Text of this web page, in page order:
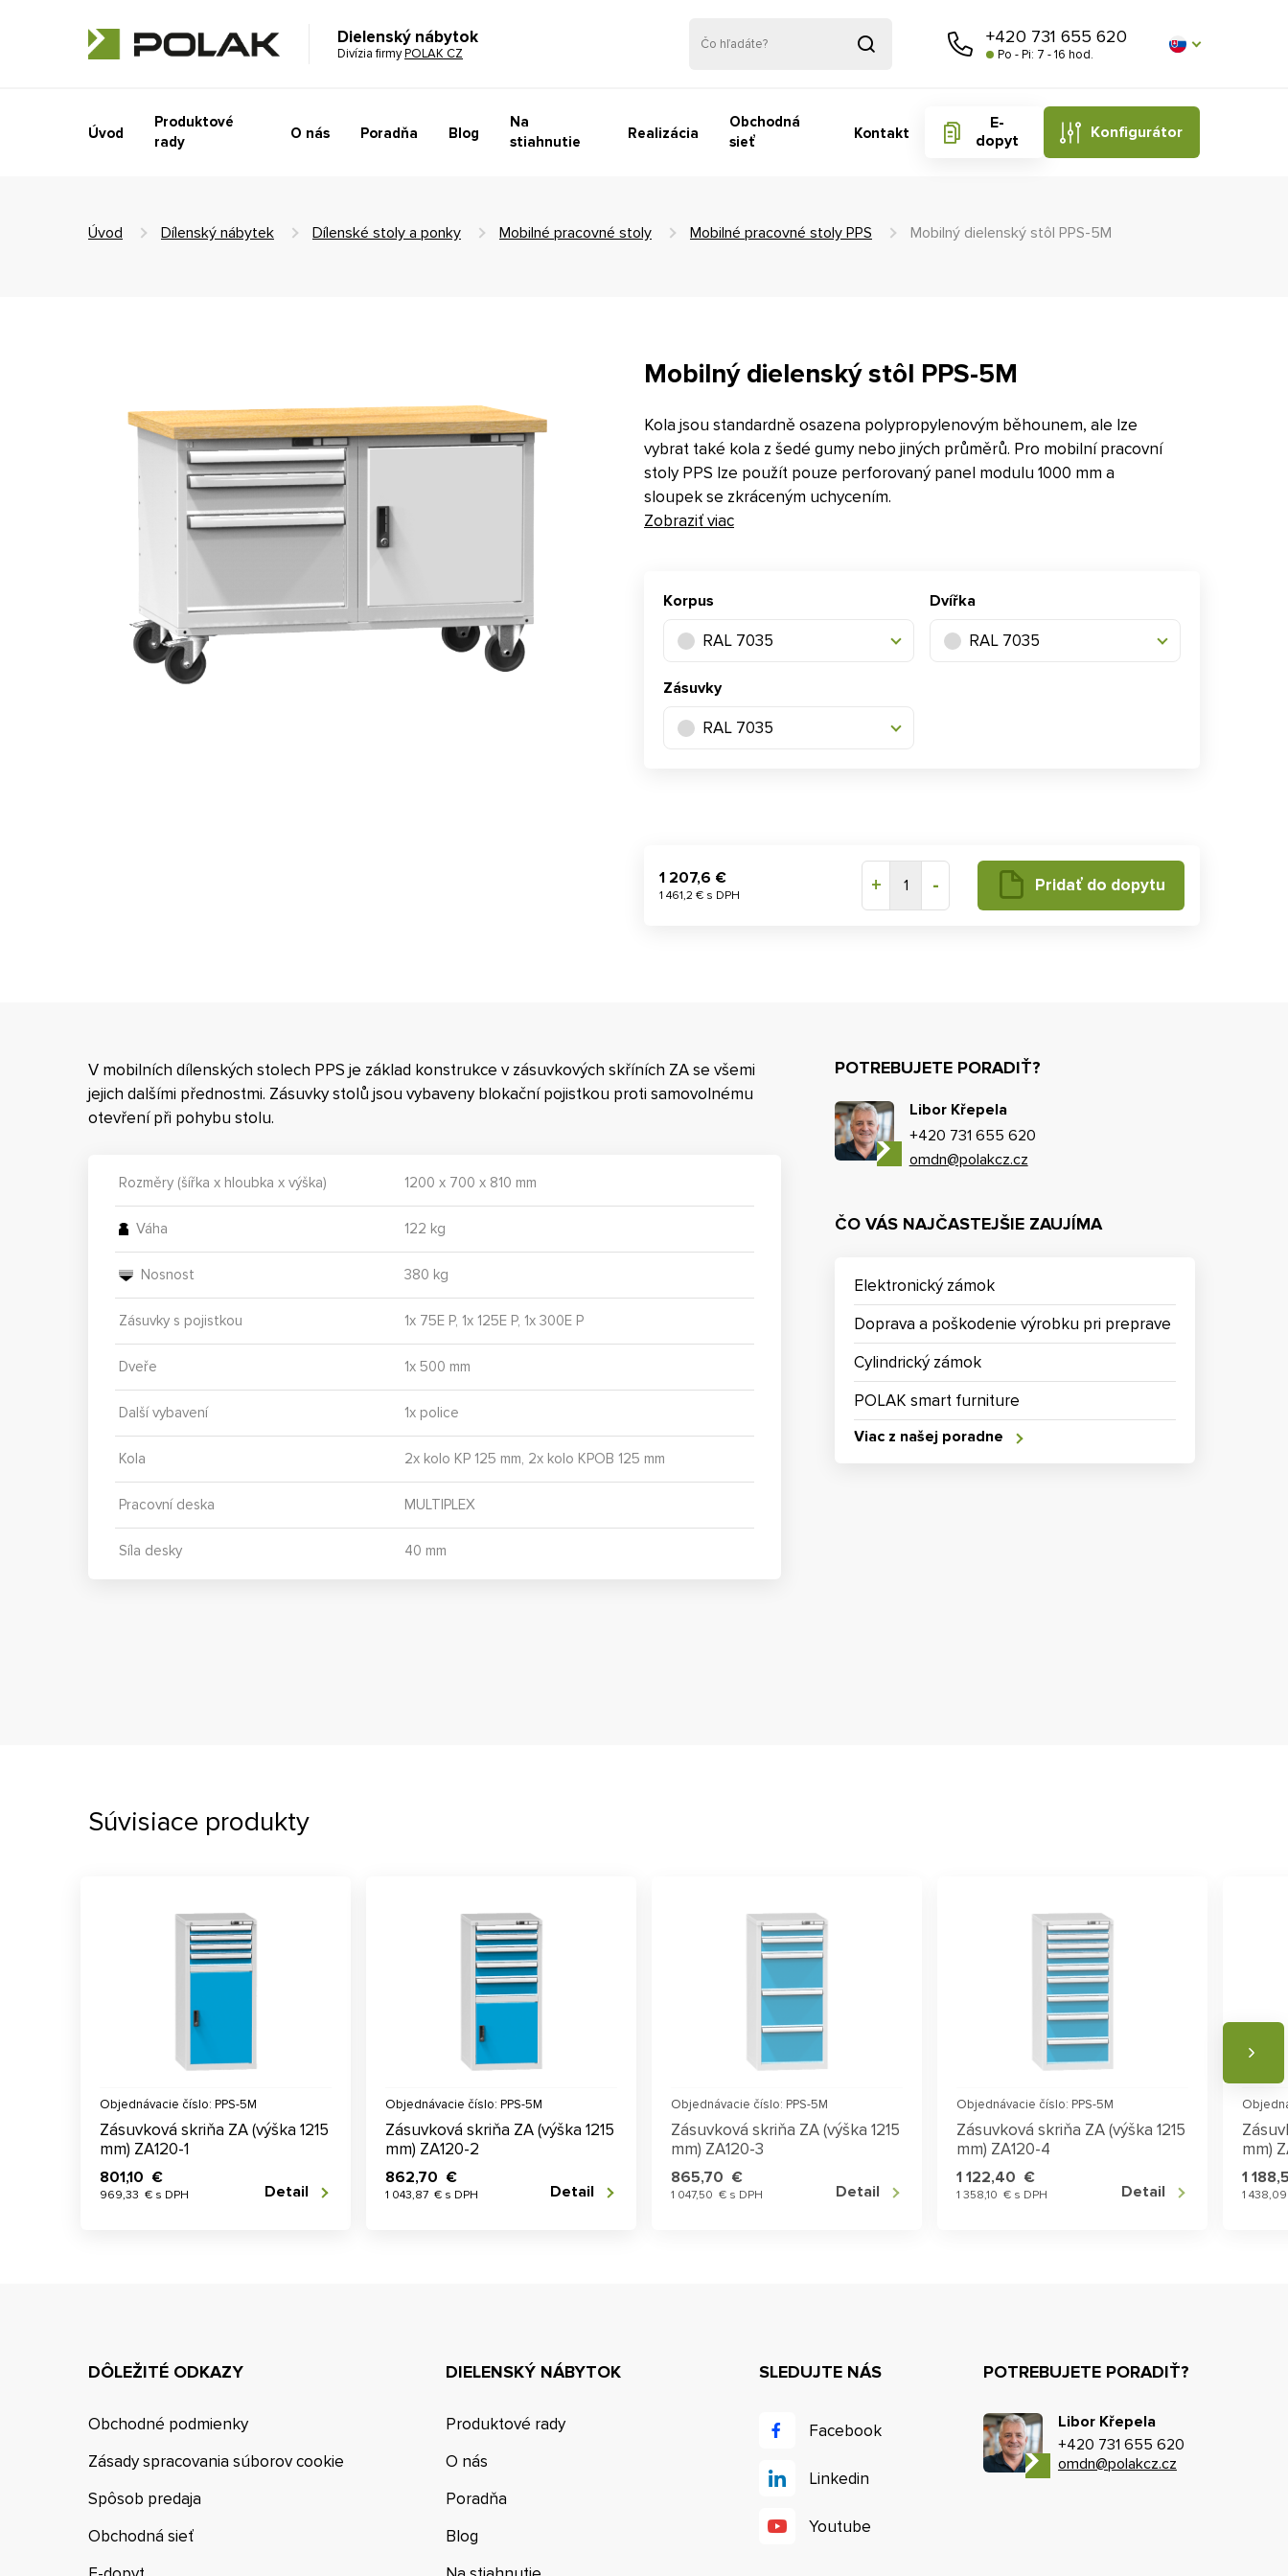
Dielenský nábytok
Divízia firmyPOLAK CZ
+420 731 655 620
Po - Pi: 7 - 16 hod.
Úvod
Produktové
rady
O nás Poradňa Blog
Na
stiahnutie
Realizácia
Obchodná
sieť
Kontakt
E-
dopyt
Konfigurátor
Úvod Dílenský nábytek Dílenské stoly a ponky Mobilné pracovné stoly Mobilné pracovné stoly PPS Mobilný dielenský stôl PPS-5M
Mobilný dielenský stôl PPS-5M
Kola jsou standardně osazena polypropylenovým běhounem, ale lze
vybrat také kola z šedé gumy nebo jiných průměrů. Pro mobilní pracovní
stoly PPS lze použít pouze perforovaný panel modulu 1000 mm a
sloupek se zkráceným uchycením.
Zobraziť viac
Korpus
RAL 7035
Dvířka
RAL 7035
Zásuvky
RAL 7035
1 207,6 €
1 461,2 € s DPH + 1 - Pridať do dopytu
V mobilních dílenských stolech PPS je základ konstrukce v zásuvkových skříních ZA se všemi
jejich dalšími přednostmi. Zásuvky stolů jsou vybaveny blokační pojistkou proti samovolnému
otevření při pohybu stolu.
Rozměry (šířka x hloubka x výška) 1200 x 700 x 810 mm
Váha 122 kg
Nosnost 380 kg
Zásuvky s pojistkou 1x 75E P, 1x 125E P, 1x 300E P
Dveře 1x 500 mm
Další vybavení 1x police
Kola 2x kolo KP 125 mm, 2x kolo KPOB 125 mm
Pracovní deska MULTIPLEX
Síla desky 40 mm
POTREBUJETE PORADIŤ?
Libor Křepela
+420 731 655 620
omdn@polakcz.cz
ČO VÁS NAJČASTEJŠIE ZAUJÍMA
Elektronický zámok
Doprava a poškodenie výrobku pri preprave
Cylindrický zámok
POLAK smart furniture
Viac z našej poradne
Súvisiace produkty
Objednávacie číslo: PPS-5M
Zásuvková skriňa ZA (výška 1215
mm) ZA120-1
801,10 €
969,33 € s DPH Detail
Objednávacie číslo: PPS-5M
Zásuvková skriňa ZA (výška 1215
mm) ZA120-2
862,70 €
1 043,87 € s DPH Detail
Objednávacie číslo: PPS-5M
Zásuvková skriňa ZA (výška 1215
mm) ZA120-3
865,70 €
1 047,50 € s DPH Detail
Objednávacie číslo: PPS-5M
Zásuvková skriňa ZA (výška 1215
mm) ZA120-4
1 122,40 €
1 358,10 € s DPH Detail
mm)
1
1
DÔLEŽITÉ ODKAZY
Obchodné podmienky
Zásady spracovania súborov cookie
Spôsob predaja
Obchodná sieť
DIELENSKÝ NÁBYTOK
Produktové rady
O nás
Poradňa
Blog
SLEDUJTE NÁS
Facebook
Linkedin
Youtube
POTREBUJETE PORADIŤ?
Libor Křepela
+420 731 655 620
omdn@polakcz.cz